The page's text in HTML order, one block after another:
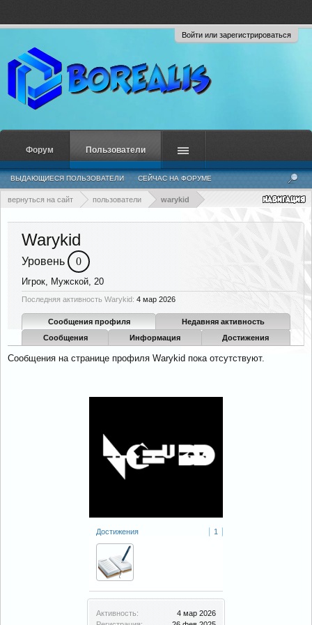
Войти или зарегистрироваться
вернуться на сайт пользователи warykid
Достижения 1
Активность:
4 мар 2026
Warykid
Уровень 0
Игрок, Мужской, 20
Последняя активность Warykid: 4 мар 2026
Сообщения профиля
Недавняя активность
Сообщения
Информация Достижения
Сообщения на странице профиля Warykid пока отсутствуют.
Форум Пользователи
ВЫДАЮЩИЕСЯ ПОЛЬЗОВАТЕЛИ СЕЙЧАС НА ФОРУМЕ
НЕДАВНЯЯ АКТИВНОСТЬ НОВЫЕ СООБЩЕНИЯ ПРОФИЛЯ